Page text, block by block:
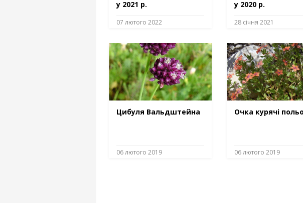
у 2021 р.
07 лютого 2022
у 2020 р.
28 січня 2021
Цибуля Вальдштейна
06 лютого 2019
Очка курячі
06 лютого 2019